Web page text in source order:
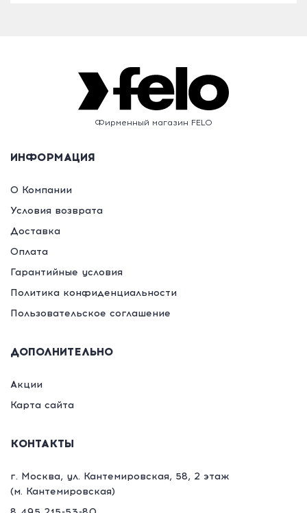
Фирменный магазин FELO
ИНФОРМАЦИЯ
О Компании
Условия возврата
Доставка
Оплата
Гарантийные условия
Политика конфиденциальности
Пользовательское соглашение
ДОПОЛНИТЕЛЬНО
Акции
Карта сайта
КОНТАКТЫ
г. Москва, ул. Кантемировская, 58, 2 этаж
(м. Кантемировская)